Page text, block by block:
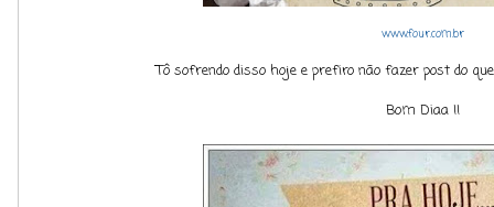
www.four.com.br
Tô sofrendo disso hoje e prefiro não fazer post do
Bom Diaa !!